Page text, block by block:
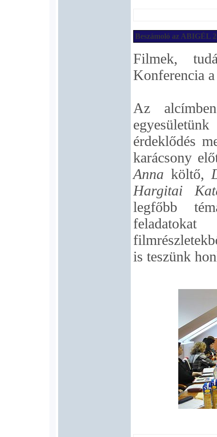
Beszámoló az ABIGÉL
Filmek,
Konferencia
Az
érdeklődés
karácsony
Anna költő,
Hargitai
legfőbb
is teszünk